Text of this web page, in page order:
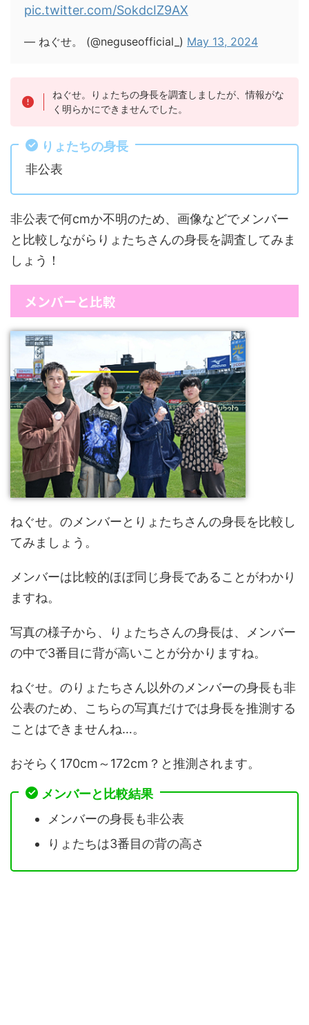
pic.twitter.com/SokdcIZ9AX
— ねぐせ。 (@neguseofficial_) May 13, 2024
ねぐせ。りょたちの身長を調査しましたが、情報がな
く明らかにできませんでした。
りょたちの身長
非公表
非公表で何cmか不明のため、画像などでメンバー
と比較しながらりょたちさんの身長を調査してみま
しょう！
メンバーと比較
ねぐせ。のメンバーとりょたちさんの身長を比較し
てみましょう。
メンバーは比較的ほぼ同じ身長であることがわかり
ますね。
写真の様子から、りょたちさんの身長は、メンバー
の中で3番目に背が高いことが分かりますね。
ねぐせ。のりょたちさん以外のメンバーの身長も非
公表のため、こちらの写真だけでは身長を推測する
ことはできませんね…。
おそらく170cm～172cm？と推測されます。
メンバーと比較結果
メンバーの身長も非公表
りょたちは3番目の背の高さ